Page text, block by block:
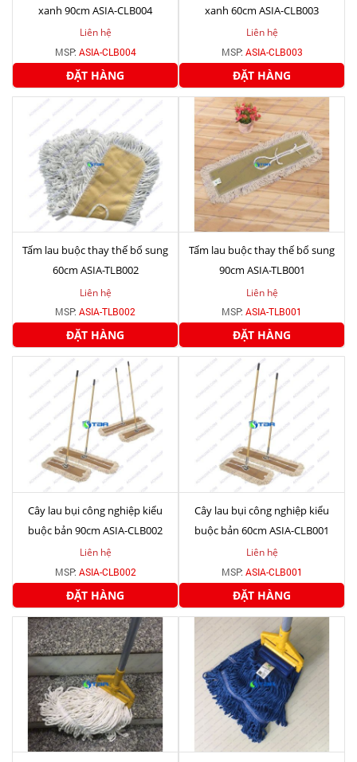
xanh 90cm ASIA-CLB004
Liên hệ
MSP: ASIA-CLB004
ĐẶT HÀNG
xanh 60cm ASIA-CLB003
Liên hệ
MSP: ASIA-CLB003
ĐẶT HÀNG
Tấm lau buộc thay thế bổ sung
60cm ASIA-TLB002
Liên hệ
MSP: ASIA-TLB002
ĐẶT HÀNG
Tấm lau buộc thay thế bổ sung
90cm ASIA-TLB001
Liên hệ
MSP: ASIA-TLB001
ĐẶT HÀNG
Cây lau bụi công nghiệp kiểu
buộc bản 90cm ASIA-CLB002
Liên hệ
MSP: ASIA-CLB002
ĐẶT HÀNG
Cây lau bụi công nghiệp kiểu
buộc bản 60cm ASIA-CLB001
Liên hệ
MSP: ASIA-CLB001
ĐẶT HÀNG